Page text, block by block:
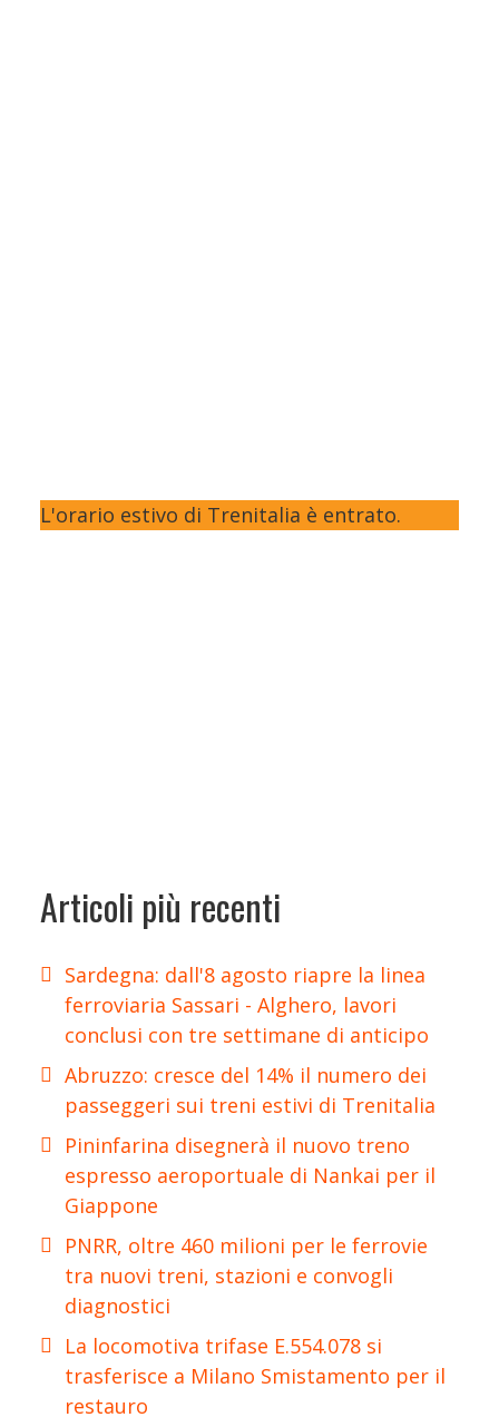
L'orario estivo di Trenitalia è entrato.
Articoli più recenti
Sardegna: dall'8 agosto riapre la linea
ferroviaria Sassari - Alghero, lavori
conclusi con tre settimane di anticipo
Abruzzo: cresce del 14% il numero dei
passeggeri sui treni estivi di Trenitalia
Pininfarina disegnerà il nuovo treno
espresso aeroportuale di Nankai per il
Giappone
PNRR, oltre 460 milioni per le ferrovie
tra nuovi treni, stazioni e convogli
diagnostici
La locomotiva trifase E.554.078 si
trasferisce a Milano Smistamento per il
restauro